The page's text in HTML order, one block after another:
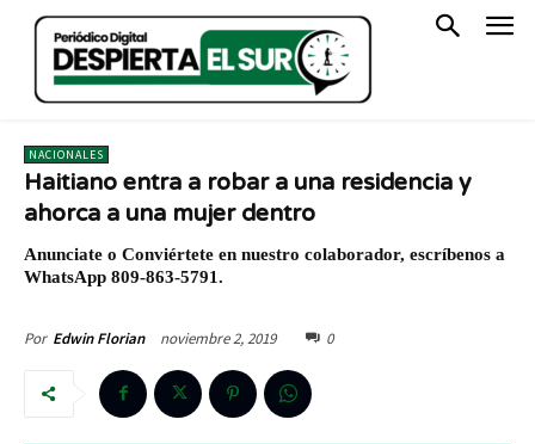
NACIONALES
Haitiano entra a robar a una residencia y
ahorca a una mujer dentro
Anunciate o Conviértete en nuestro colaborador, escríbenos a
WhatsApp 809-863-5791.
Por Edwin Florian noviembre 2, 2019 0